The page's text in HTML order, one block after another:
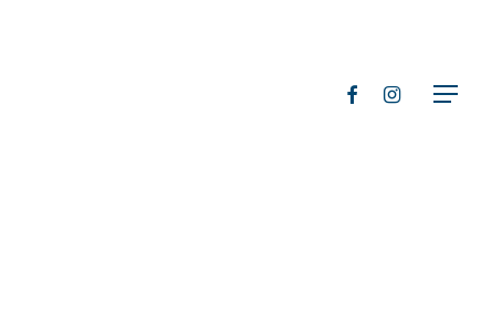
Menu
facebookinstagram